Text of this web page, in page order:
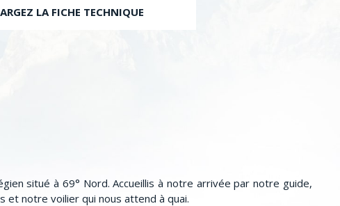
LA FICHE TECHNIQUE
situé à 69° Nord. Accueillis à notre arrivée par notre guide,
et notre voilier qui nous attend à quai.